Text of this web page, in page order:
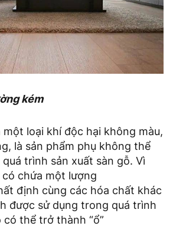
kém
một loại khí độc hại không màu,
là sản phẩm phụ không thể
trình sản xuất sàn gỗ. Vì
chứa một lượng
định cùng các hóa chất khác
được sử dụng trong quá trình
có thể trở thành “ổ”